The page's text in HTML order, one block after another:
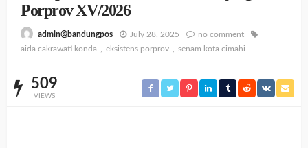
Porprov XV/2026
admin@bandungpos July 28, 2025
no comment
aida cakrawati konda
eksistens porprov senam kota cimahi
509
VIEWS